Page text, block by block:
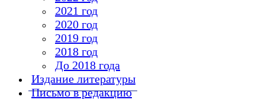
2021 год
2020 год
2019 год
2018 год
До 2018 года
Издание литературы
Письмо в редакцию